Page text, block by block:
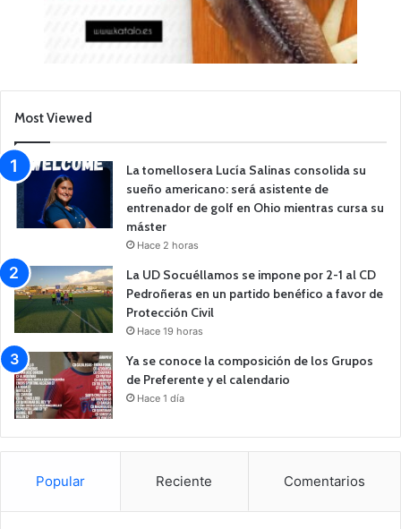
Most Viewed
La tomellosera Lucía Salinas consolida su
sueño americano: será asistente de
entrenador de golf en Ohio mientras cursa su
máster
Hace 2 horas
La UD Socuéllamos se impone por 2-1 al CD
Pedroñeras en un partido benéfico a favor de
Protección Civil
Hace 19 horas
Ya se conoce la composición de los Grupos
de Preferente y el calendario
Hace 1 día
Popular Reciente Comentarios